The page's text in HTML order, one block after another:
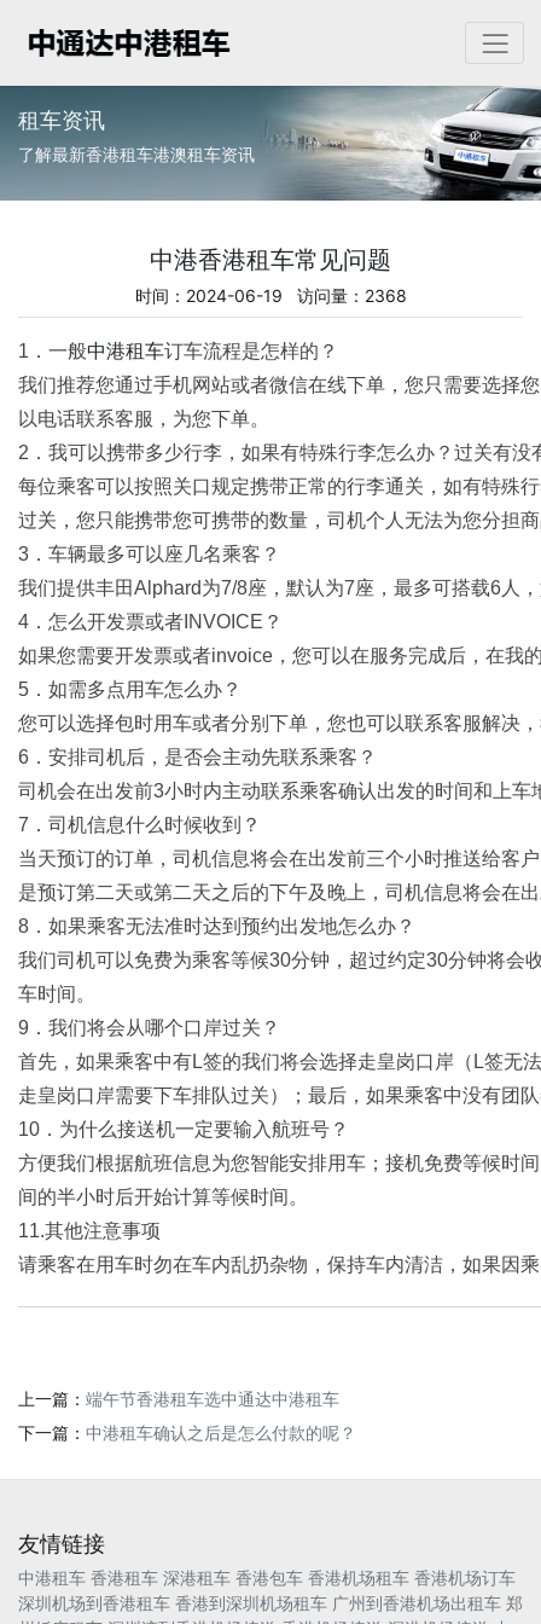
租车资讯
了解最新香港租车港澳租车资讯
中港香港租车常见问题
时间：2024-06-19 访问量：2368
1．一般中港租车订车流程是怎样的？
我们推荐您通过手机网站或者微信在线下单，您只需要选择
以电话联系客服，为您下单。
2．我可以携带多少行李，如果有特殊行李怎么办？过关有没
每位乘客可以按照关口规定携带正常的行李通关，如有特殊
过关，您只能携带您可携带的数量，司机个人无法为您分担
3．车辆最多可以座几名乘客？
我们提供丰田Alphard为7/8座，默认为7座，最多可搭载6人
4．怎么开发票或者INVOICE？
如果您需要开发票或者invoice，您可以在服务完成后，在我
5．如需多点用车怎么办？
您可以选择包时用车或者分别下单，您也可以联系客服解决
6．安排司机后，是否会主动先联系乘客？
司机会在出发前3小时内主动联系乘客确认出发的时间和上
7．司机信息什么时候收到？
当天预订的订单，司机信息将会在出发前三个小时推送给客
是预订第二天或第二天之后的下午及晚上，司机信息将会在
8．如果乘客无法准时达到预约出发地怎么办？
我们司机可以免费为乘客等候30分钟，超过约定30分钟将会
车时间。
9．我们将会从哪个口岸过关？
首先，如果乘客中有L签的我们将会选择走皇岗口岸（L签无
走皇岗口岸需要下车排队过关）；最后，如果乘客中没有团
10．为什么接送机一定要输入航班号？
方便我们根据航班信息为您智能安排用车；接机免费等候时
间的半小时后开始计算等候时间。
11.其他注意事项
请乘客在用车时勿在车内乱扔杂物，保持车内清洁，如果因
上一篇： 端午节香港租车选中通达中港租车
下一篇： 中港租车确认之后是怎么付款的呢？
友情链接
中港租车 香港租车 深港租车 香港包车 香港机场租车 香港机场订车
深圳机场到香港租车 香港到深圳机场租车 广州到香港机场出租车 郑